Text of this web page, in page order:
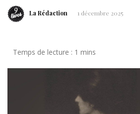
La Rédaction 1 décembre 2025